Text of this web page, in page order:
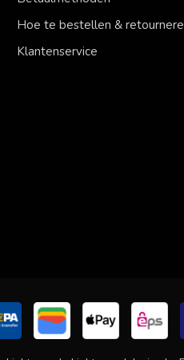
Hoe te bestellen &
Klantenservice